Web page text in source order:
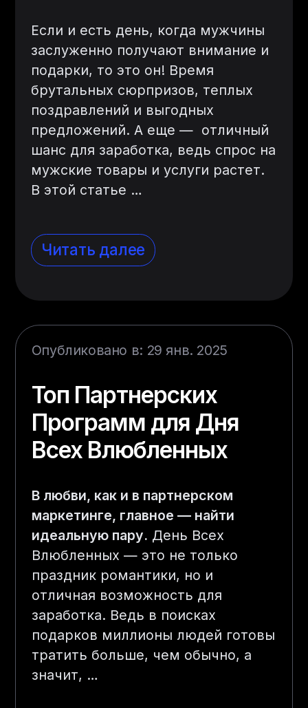
Если и есть день, когда мужчины
заслуженно получают внимание и
подарки, то это он! Время
брутальных сюрпризов, теплых
поздравлений и выгодных
предложений. А еще — отличный
шанс для заработка, ведь спрос на
мужские товары и услуги растет.
В этой статье …
Читать далее
Опубликовано в: 29 янв. 2025
Топ Партнерских
Программ для Дня
Всех Влюбленных
В любви, как и в партнерском
маркетинге, главное — найти
идеальную пару. День Всех
Влюбленных — это не только
праздник романтики, но и
отличная возможность для
заработка. Ведь в поисках
подарков миллионы людей готовы
тратить больше, чем обычно, а
значит, …